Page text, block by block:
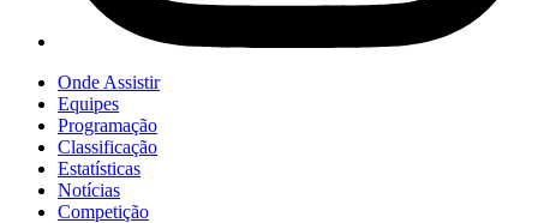
Onde Assistir
Equipes
Programação
Classificação
Estatísticas
Notícias
Competição